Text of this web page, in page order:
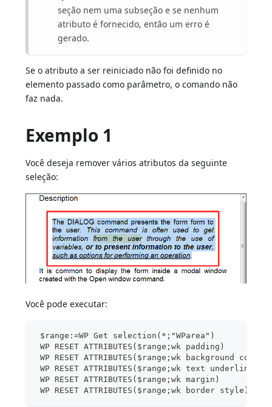
seção nem uma subseção e se nenhum
atributo é fornecido, então um erro é
gerado.
Se o atributo a ser reiniciado não foi definido no
elemento passado como parâmetro, o comando não
faz nada.
Exemplo 1
Você deseja remover vários atributos da seguinte
seleção:
Você pode executar:
$range:=WP Get selection(*;"WParea")
WP RESET ATTRIBUTES($range;wk padding)
WP RESET ATTRIBUTES($range;wk background color)
WP RESET ATTRIBUTES($range;wk text underline
WP RESET ATTRIBUTES($range;wk margin)
WP RESET ATTRIBUTES($range;wk border style)